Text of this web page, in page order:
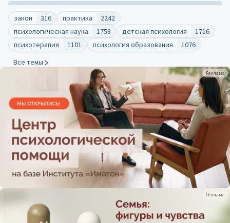
Реклама
Реклама
закон 316 практика
2242
психологическая наука
1758 детская психология
1716
психотерапия
1101 психология образования
1076
Все темы